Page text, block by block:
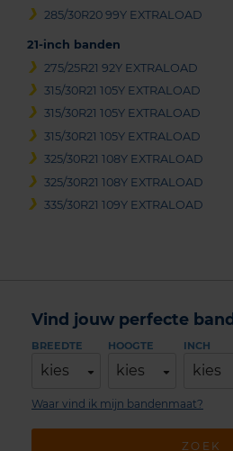
285/30R20 99Y EXTRALOAD
21-inch banden
275/25R21 92Y EXTRALOAD
315/30R21 105Y EXTRALOAD
315/30R21 105Y EXTRALOAD
315/30R21 105Y EXTRALOAD
325/30R21 108Y EXTRALOAD
325/30R21 108Y EXTRALOAD
335/30R21 109Y EXTRALOAD
Vind jouw perfecte band
BREEDTE
kies
HOOGTE
kies
INCH
kies
ZOEK
Waar vind ik mijn bandenmaat?